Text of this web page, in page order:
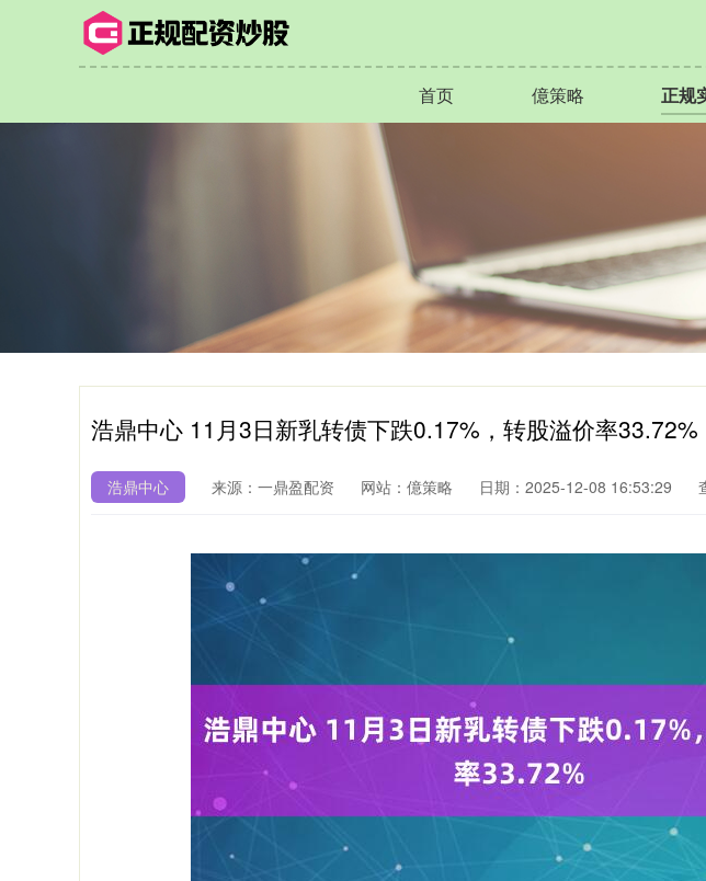
首页 億策略 正规
浩鼎中心 11月3日新乳转债下跌0.17%，转股溢价率33.72%
浩鼎中心 来源：一鼎盈配资 网站：億策略 日期：2025-12-08 16:53:29